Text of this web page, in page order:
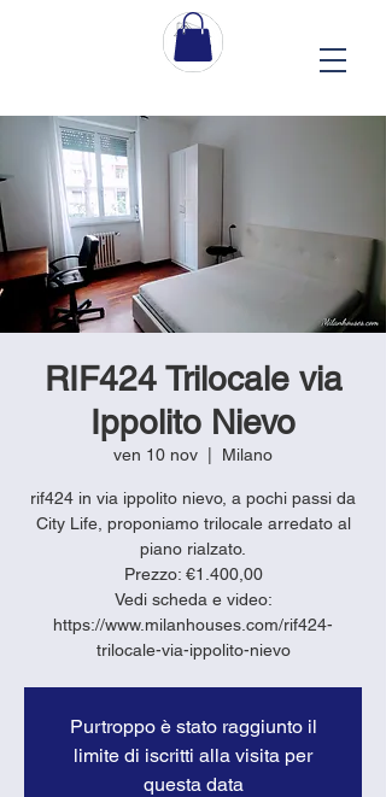
RIF424 Trilocale via
Ippolito Nievo
ven 10 nov Milano
rif424 in via ippolito nievo, a pochi passi da
City Life, proponiamo trilocale arredato al
piano rialzato.
Prezzo: €1.400,00
Vedi scheda e video:
https://www.milanhouses.com/rif424-
trilocale-via-ippolito-nievo
Purtroppo è stato raggiunto il
limite di iscritti alla visita per
questa data